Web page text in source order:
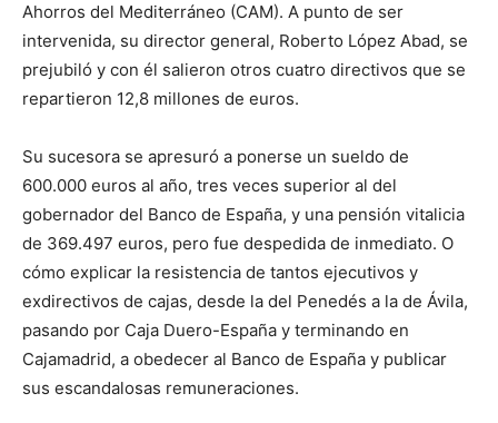
Ahorros del Mediterráneo (CAM). A punto de ser
intervenida, su director general, Roberto López Abad, se
prejubiló y con él salieron otros cuatro directivos que se
repartieron 12,8 millones de euros.
Su sucesora se apresuró a ponerse un sueldo de
600.000 euros al año, tres veces superior al del
gobernador del Banco de España, y una pensión vitalicia
de 369.497 euros, pero fue despedida de inmediato. O
cómo explicar la resistencia de tantos ejecutivos y
exdirectivos de cajas, desde la del Penedés a la de Ávila,
pasando por Caja Duero-España y terminando en
Cajamadrid, a obedecer al Banco de España y publicar
sus escandalosas remuneraciones.